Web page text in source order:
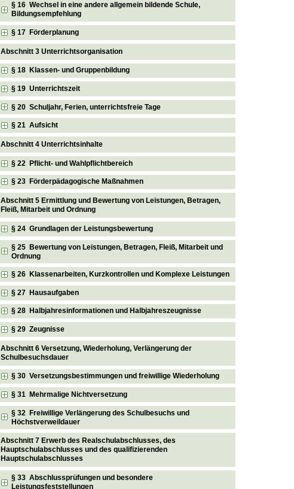
§ 16 Wechsel in eine andere allgemein bildende Schule,
Bildungsempfehlung
§ 17 Förderplanung
Abschnitt 3 Unterrichtsorganisation
§ 18 Klassen- und Gruppenbildung
§ 19 Unterrichtszeit
§ 20 Schuljahr, Ferien, unterrichtsfreie Tage
§ 21 Aufsicht
Abschnitt 4 Unterrichtsinhalte
§ 22 Pflicht- und Wahlpflichtbereich
§ 23 Förderpädagogische Maßnahmen
Abschnitt 5 Ermittlung und Bewertung von Leistungen, Betragen,
Fleiß, Mitarbeit und Ordnung
§ 24 Grundlagen der Leistungsbewertung
§ 25 Bewertung von Leistungen, Betragen, Fleiß, Mitarbeit und
Ordnung
§ 26 Klassenarbeiten, Kurzkontrollen und Komplexe Leistungen
§ 27 Hausaufgaben
§ 28 Halbjahresinformationen und Halbjahreszeugnisse
§ 29 Zeugnisse
Abschnitt 6 Versetzung, Wiederholung, Verlängerung der
Schulbesuchsdauer
§ 30 Versetzungsbestimmungen und freiwillige Wiederholung
§ 31 Mehrmalige Nichtversetzung
§ 32 Freiwillige Verlängerung des Schulbesuchs und
Höchstverweildauer
Abschnitt 7 Erwerb des Realschulabschlusses, des
Hauptschulabschlusses und des qualifizierenden
Hauptschulabschlusses
§ 33 Abschlussprüfungen und besondere
Leistungsfeststellungen